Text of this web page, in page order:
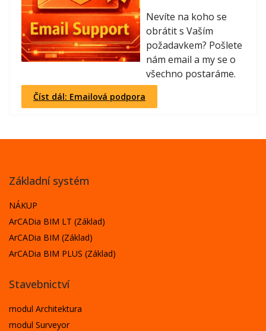
Nevíte na koho se
obrátit s Vaším
požadavkem? Pošlete
nám email a my se o
všechno postaráme.
Číst dál: Emailová podpora
Základní systém
NÁKUP
ArCADia BIM LT (Základ)
ArCADia BIM (Základ)
ArCADia BIM PLUS (Základ)
Stavebnictví
modul Architektura
modul Surveyor